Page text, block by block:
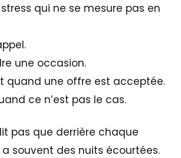
qui ne se mesure pas en
une occasion.
quand une offre est acceptée.
ce n’est pas le cas.
pas que derrière chaque
souvent des nuits écourtées.